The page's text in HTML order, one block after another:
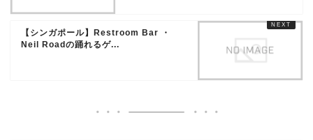
【シンガポール】Restroom Bar ・
Neil Roadの踊れるゲ...